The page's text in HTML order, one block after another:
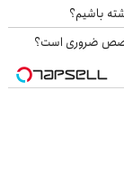
باشیم؟
ضروری است؟